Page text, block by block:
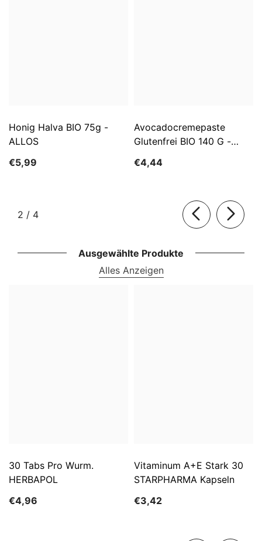
Honig Halva BIO 75g -
ALLOS
€5,99
Avocadocremepaste
Glutenfrei BIO 140 G -
€4,44
2 / von
4
Ausgewählte Produkte
Alles Anzeigen
30 Tabs Pro Wurm.
HERBAPOL
€4,96
Vitaminum A+E Stark 30
STARPHARMA Kapseln
€3,42